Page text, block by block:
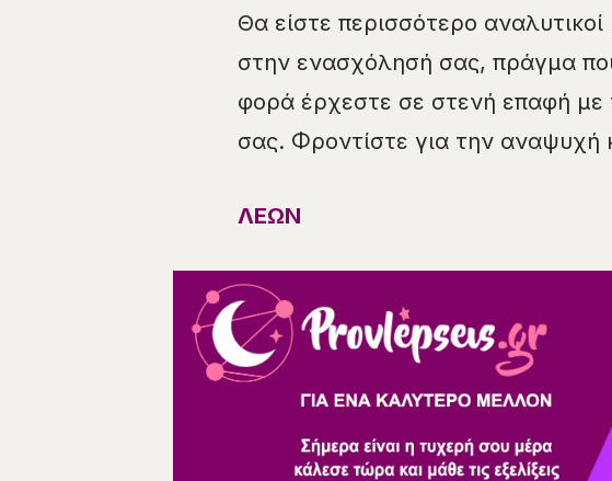
Θα είστε περισσότερο
στην ενασχόλησή σας, πράγμα
φορά έρχεστε σε στενή επαφή
σας. Φροντίστε για την αναψυχή
ΛΕΩΝ